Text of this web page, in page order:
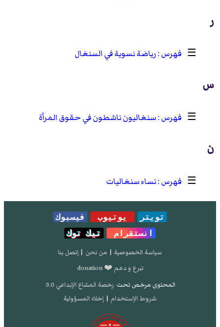
ر
☰ رياضة نسوية في السنغال
س
☰ سنغاليون ناشطون في حقوق المرأة
ن
☰ نساء سنغاليات
تويتر يوتيوب
فيسبوك
انستقرام
تيك توك
سياسة الخصوصية | من نحن | إتصل بنا
تبرع و دعم ❤️ donation
المحتوى مرخص تحت رخصة المشاع الإبداعي 3.0
شروط الإستخدام | إخلاء المسؤولية